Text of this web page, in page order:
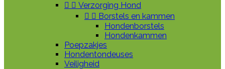
  Verzorging Hond
  Borstels en kammen
Hondenborstels
Hondenkammen
Poepzakjes
Hondentondeuses
Veiligheid